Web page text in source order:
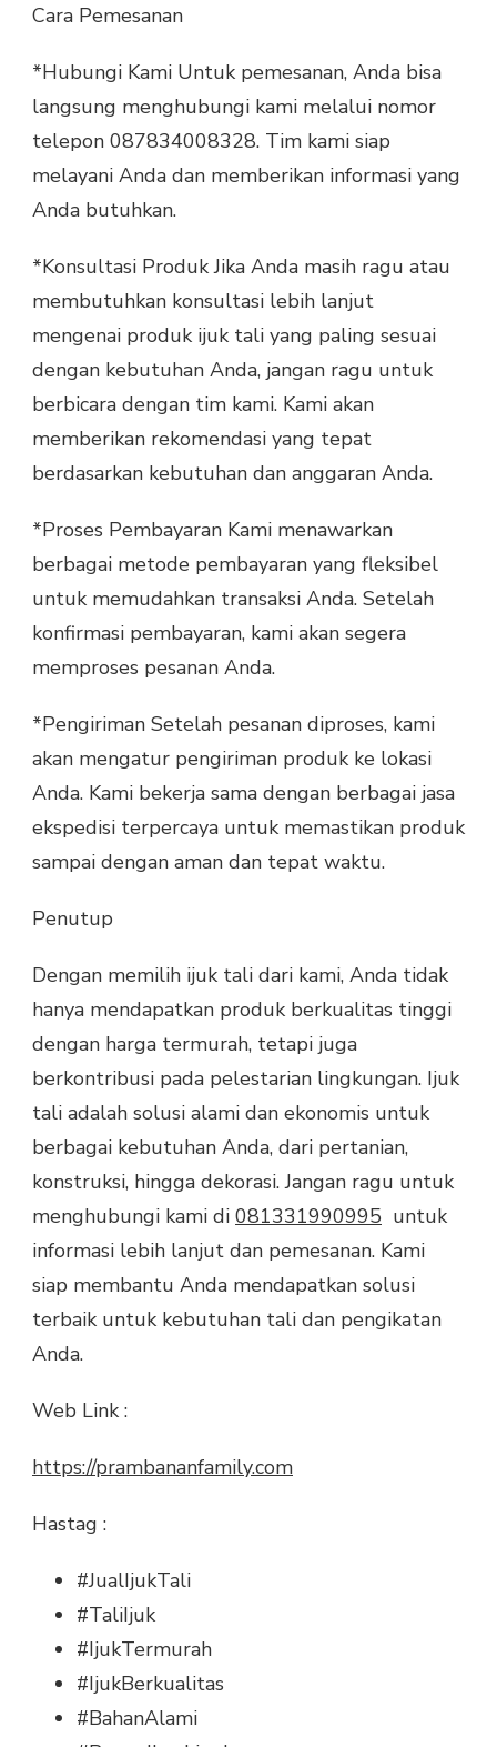
Cara Pemesanan
*Hubungi Kami Untuk pemesanan, Anda bisa
langsung menghubungi kami melalui nomor
telepon 087834008328. Tim kami siap
melayani Anda dan memberikan informasi yang
Anda butuhkan.
*Konsultasi Produk Jika Anda masih ragu atau
membutuhkan konsultasi lebih lanjut
mengenai produk ijuk tali yang paling sesuai
dengan kebutuhan Anda, jangan ragu untuk
berbicara dengan tim kami. Kami akan
memberikan rekomendasi yang tepat
berdasarkan kebutuhan dan anggaran Anda.
*Proses Pembayaran Kami menawarkan
berbagai metode pembayaran yang fleksibel
untuk memudahkan transaksi Anda. Setelah
konfirmasi pembayaran, kami akan segera
memproses pesanan Anda.
*Pengiriman Setelah pesanan diproses, kami
akan mengatur pengiriman produk ke lokasi
Anda. Kami bekerja sama dengan berbagai jasa
ekspedisi terpercaya untuk memastikan produk
sampai dengan aman dan tepat waktu.
Penutup
Dengan memilih ijuk tali dari kami, Anda tidak
hanya mendapatkan produk berkualitas tinggi
dengan harga termurah, tetapi juga
berkontribusi pada pelestarian lingkungan. Ijuk
tali adalah solusi alami dan ekonomis untuk
berbagai kebutuhan Anda, dari pertanian,
konstruksi, hingga dekorasi. Jangan ragu untuk
menghubungi kami di 081331990995 untuk
informasi lebih lanjut dan pemesanan. Kami
siap membantu Anda mendapatkan solusi
terbaik untuk kebutuhan tali dan pengikatan
Anda.
Web Link :
https://prambananfamily.com
Hastag :
#JualIjukTali
#TaliIjuk
#IjukTermurah
#IjukBerkualitas
#BahanAlami